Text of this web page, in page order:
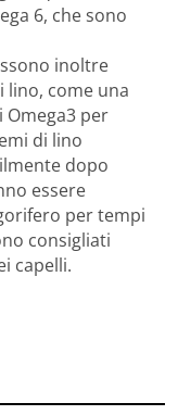
6, che sono
inoltre
lino, come una
per
di lino
dopo
essere
per tempi
consigliati
capelli.